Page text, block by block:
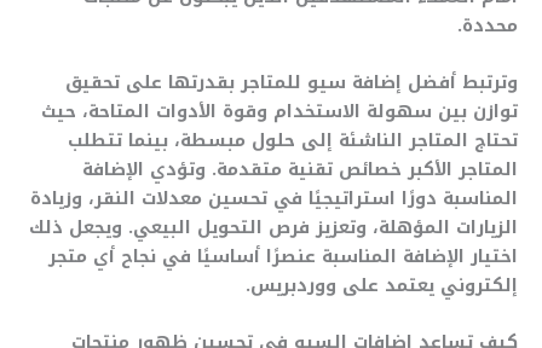
محددة.
وترتبط أفضل إضافة سيو للمتاجر بقدرتها على تحقيق
توازن بين سهولة الاستخدام وقوة الأدوات المتاحة، حيث
تحتاج المتاجر الناشئة إلى حلول مبسطة، بينما تتطلب
المتاجر الأكبر خصائص تقنية متقدمة. وتؤدي الإضافة
المناسبة دورًا استراتيجيًا في تحسين معدلات النقر، وزيادة
الزيارات المؤهلة، وتعزيز فرص التحويل البيعي. ويجعل ذلك
اختيار الإضافة المناسبة عنصرًا أساسيًا في نجاح أي متجر
إلكتروني يعتمد على ووردبريس.